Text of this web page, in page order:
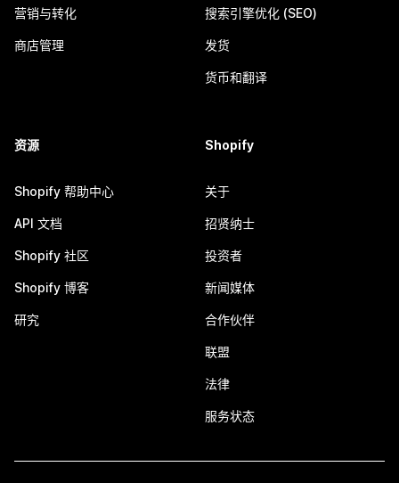
营销与转化
商店管理
搜索引擎优化 (SEO)
发货
货币和翻译
资源
Shopify 帮助中心
API 文档
Shopify 社区
Shopify 博客
研究
Shopify
关于
招贤纳士
投资者
新闻媒体
合作伙伴
联盟
法律
服务状态